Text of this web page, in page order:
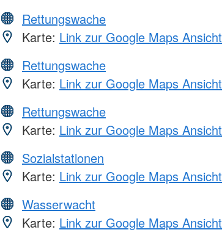
Rettungswache
Karte: Link zur Google Maps Ansicht
Rettungswache
Karte: Link zur Google Maps Ansicht
Rettungswache
Karte: Link zur Google Maps Ansicht
Sozialstationen
Karte: Link zur Google Maps Ansicht
Wasserwacht
Karte: Link zur Google Maps Ansicht